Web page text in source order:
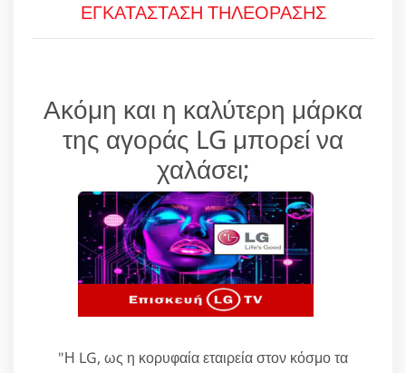
ΕΓΚΑΤΑΣΤΑΣΗ ΤΗΛΕΟΡΑΣΗΣ
Ακόμη και η καλύτερη μάρκα
της αγοράς LG μπορεί να
χαλάσει;
"Η LG, ως η κορυφαία εταιρεία στον κόσμο τα